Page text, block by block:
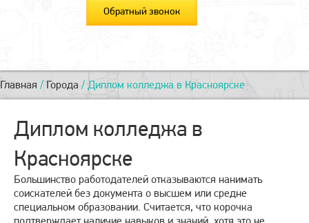
Обратный звонок
Главная / Города / Диплом колледжа в Красноярске
Диплом колледжа в
Красноярске
Большинство работодателей отказываются нанимать
соискателей без документа о высшем или средне
специальном образовании. Считается, что корочка